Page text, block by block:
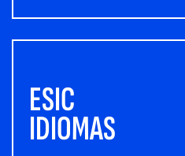
ESIC
IDIOMAS